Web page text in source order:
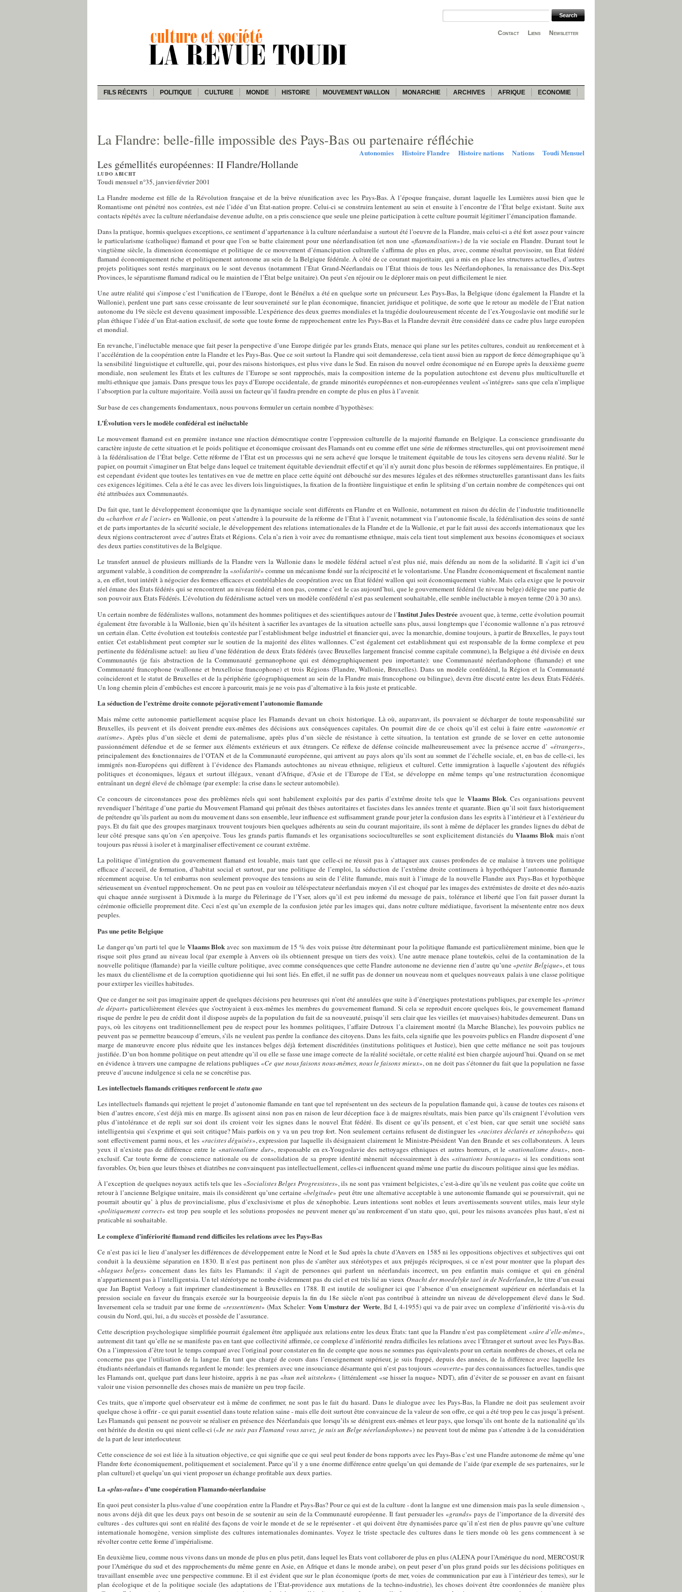
Newsletter
Liens
Contact
FILS RÉCENTS POLITIQUE CULTURE MONDE HISTOIRE MOUVEMENT WALLON MONARCHIE ARCHIVES AFRIQUE ECONOMIE
La Flandre: belle-fille impossible des Pays-Bas ou partenaire réfléchie
Autonomies Histoire Flandre Histoire nations Nations Toudi Mensuel
Les gémellités européennes: II Flandre/Hollande
LUDO ABICHT
Toudi mensuel n°35, janvier-février 2001
La Flandre moderne est fille de la Révolution française et de la brève réunification avec les Pays-Bas. À l’époque française, durant laquelle les Lumières aussi bien que le
Romantisme ont pénétré nos contrées, est née l’idée d’un État-nation propre. Celui-ci se construira lentement au sein et ensuite à l’encontre de l’État belge existant. Suite aux
contacts répétés avec la culture néerlandaise devenue adulte, on a pris conscience que seule une pleine participation à cette culture pourrait légitimer l’émancipation flamande.
Dans la pratique, hormis quelques exceptions, ce sentiment d’appartenance à la culture néerlandaise a surtout été l’oeuvre de la Flandre, mais celui-ci a été fort assez pour vaincre
le particularisme (catholique) flamand et pour que l’on se batte clairement pour une néerlandisation (et non une «flamandisation») de la vie sociale en Flandre. Durant tout le
vingtième siècle, la dimension économique et politique de ce mouvement d’émancipation culturelle s’affirma de plus en plus, avec, comme résultat provisoire, un État fédéré
flamand économiquement riche et politiquement autonome au sein de la Belgique fédérale. À côté de ce courant majoritaire, qui a mis en place les structures actuelles, d’autres
projets politiques sont restés marginaux ou le sont devenus (notamment l’État Grand-Néerlandais ou l’État thiois de tous les Néerlandophones, la renaissance des Dix-Sept
Provinces, le séparatisme flamand radical ou le maintien de l’État belge unitaire). On peut s’en réjouir ou le déplorer mais on peut difficilement le nier.
Une autre réalité qui s’impose c’est l‘unification de l’Europe, dont le Bénélux a été en quelque sorte un précurseur. Les Pays-Bas, la Belgique (donc également la Flandre et la
Wallonie), perdent une part sans cesse croissante de leur souveraineté sur le plan économique, financier, juridique et politique, de sorte que le retour au modèle de l’État nation
autonome du 19e siècle est devenu quasiment impossible. L’expérience des deux guerres mondiales et la tragédie douloureusement récente de l’ex-Yougoslavie ont modifié sur le
plan éthique l’idée d’un État-nation exclusif, de sorte que toute forme de rapprochement entre les Pays-Bas et la Flandre devrait être considéré dans ce cadre plus large européen
et mondial.
En revanche, l’inéluctable menace que fait peser la perspective d’une Europe dirigée par les grands États, menace qui plane sur les petites cultures, conduit au renforcement et à
l’accélération de la coopération entre la Flandre et les Pays-Bas. Que ce soit surtout la Flandre qui soit demanderesse, cela tient aussi bien au rapport de force démographique qu’à
la sensibilité linguistique et culturelle, qui, pour des raisons historiques, est plus vive dans le Sud. En raison du nouvel ordre économique né en Europe après la deuxième guerre
mondiale, non seulement les États et les cultures de l’Europe se sont rapprochés, mais la composition interne de la population autochtone est devenu plus multiculturelle et
multi-ethnique que jamais. Dans presque tous les pays d’Europe occidentale, de grande minorités européennes et non-européennes veulent «s’intégrer» sans que cela n’implique
l’absorption par la culture majoritaire. Voilà aussi un facteur qu’il faudra prendre en compte de plus en plus à l’avenir.
Sur base de ces changements fondamentaux, nous pouvons formuler un certain nombre d’hypothèses:
L’Évolution vers le modèle confédéral est inéluctable
Le mouvement flamand est en première instance une réaction démocratique contre l’oppression culturelle de la majorité flamande en Belgique. La conscience grandissante du
caractère injuste de cette situation et le poids politique et économique croissant des Flamands ont eu comme effet une série de réformes structurelles, qui ont provisoirement mené
à la fédéralisation de l’État belge. Cette réforme de l’État est un processus qui ne sera achevé que lorsque le traitement équitable de tous les citoyens sera devenu réalité. Sur le
papier, on pourrait s’imaginer un État belge dans lequel ce traitement équitable deviendrait effectif et qu’il n’y aurait donc plus besoin de réformes supplémentaires. En pratique, il
est cependant évident que toutes les tentatives en vue de mettre en place cette équité ont débouché sur des mesures légales et des réformes structurelles garantissant dans les faits
ces exigences légitimes. Cela a été le cas avec les divers lois linguistiques, la fixation de la frontière linguistique et enfin le splitsing d’un certain nombre de compétences qui ont
été attribuées aux Communautés.
Du fait que, tant le développement économique que la dynamique sociale sont différents en Flandre et en Wallonie, notamment en raison du déclin de l’industrie traditionnelle
du «charbon et de l’acier» en Wallonie, on peut s’attendre à la poursuite de la réforme de l’État à l’avenir, notamment via l’autonomie fiscale, la fédéralisation des soins de santé
et de parts importantes de la sécurité sociale, le développement des relations internationales de la Flandre et de la Wallonie, et par le fait aussi des accords internationaux que les
deux régions contracteront avec d’autres États et Régions. Cela n’a rien à voir avec du romantisme ethnique, mais cela tient tout simplement aux besoins économiques et sociaux
des deux parties constitutives de la Belgique.
Le transfert annuel de plusieurs milliards de la Flandre vers la Wallonie dans le modèle fédéral actuel n’est plus nié, mais défendu au nom de la solidarité. Il s’agit ici d’un
argument valable, à condition de comprendre la «solidarité» comme un mécanisme fondé sur la réciprocité et le volontarisme. Une Flandre économiquement et fiscalement nantie
a, en effet, tout intérêt à négocier des formes efficaces et contrôlables de coopération avec un État fédéré wallon qui soit économiquement viable. Mais cela exige que le pouvoir
réel émane des États fédérés qui se rencontrent au niveau fédéral et non pas, comme c’est le cas aujourd’hui, que le gouvernement fédéral (le niveau belge) délègue une partie de
son pouvoir aux États Fédérés. L’évolution du fédéralisme actuel vers un modèle confédéral n’est pas seulement souhaitable, elle semble inéluctable à moyen terme (20 à 30 ans).
Un certain nombre de fédéralistes wallons, notamment des hommes politiques et des scientifiques autour de l’Institut Jules Destrée avouent que, à terme, cette évolution pourrait
également être favorable à la Wallonie, bien qu’ils hésitent à sacrifier les avantages de la situation actuelle sans plus, aussi longtemps que l’économie wallonne n’a pas retrouvé
un certain élan. Cette évolution est toutefois contestée par l’establishment belge industriel et financier qui, avec la monarchie, domine toujours, à partir de Bruxelles, le pays tout
entier. Cet establishment peut compter sur le soutien de la majorité des élites wallonnes. C’est également cet establishment qui est responsable de la forme complexe et peu
pertinente du fédéralisme actuel: au lieu d’une fédération de deux États fédérés (avec Bruxelles largement francisé comme capitale commune), la Belgique a été divisée en deux
Communautés (je fais abstraction de la Communauté germanophone qui est démographiquement peu importante): une Communauté néerlandophone (flamande) et une
Communauté francophone (wallonne et bruxelloise francophone) et trois Régions (Flandre, Wallonie, Bruxelles). Dans un modèle confédéral, la Région et la Communauté
coïncideront et le statut de Bruxelles et de la périphérie (géographiquement au sein de la Flandre mais francophone ou bilingue), devra être discuté entre les deux États Fédérés.
Un long chemin plein d’embûches est encore à parcourir, mais je ne vois pas d’alternative à la fois juste et praticable.
La séduction de l’extrême droite connote péjorativement l’autonomie flamande
Mais même cette autonomie partiellement acquise place les Flamands devant un choix historique. Là où, auparavant, ils pouvaient se décharger de toute responsabilité sur
Bruxelles, ils peuvent et ils doivent prendre eux-mêmes des décisions aux conséquences capitales. On pourrait dire de ce choix qu’il est celui à faire entre «autonomie et
autisme». Après plus d’un siècle et demi de paternalisme, après plus d’un siècle de résistance à cette situation, la tentation est grande de se lover en cette autonomie
passionnément défendue et de se fermer aux éléments extérieurs et aux étrangers. Ce réflexe de défense coïncide malheureusement avec la présence accrue d’ «étrangers»,
principalement des fonctionnaires de l’OTAN et de la Communauté européenne, qui arrivent au pays alors qu’ils sont au sommet de l’échelle sociale, et, en bas de celle-ci, les
immigrés non-Européens qui diffèrent à l’évidence des Flamands autochtones au niveau ethnique, religieux et culturel. Cette immigration à laquelle s’ajoutent des réfugiés
politiques et économiques, légaux et surtout illégaux, venant d’Afrique, d’Asie et de l’Europe de l’Est, se développe en même temps qu’une restructuration économique
entraînant un degré élevé de chômage (par exemple: la crise dans le secteur automobile).
Ce concours de circonstances pose des problèmes réels qui sont habilement exploités par des partis d’extrême droite tels que le Vlaams Blok. Ces organisations peuvent
revendiquer l’héritage d’une partie du Mouvement Flamand qui prônait des thèses autoritaires et fascistes dans les années trente et quarante. Bien qu’il soit faux historiquement
de prétendre qu’ils parlent au nom du mouvement dans son ensemble, leur influence est suffisamment grande pour jeter la confusion dans les esprits à l’intérieur et à l’extérieur du
pays. Et du fait que des groupes marginaux trouvent toujours bien quelques adhérents au sein du courant majoritaire, ils sont à même de déplacer les grandes lignes du débat de
leur côté presque sans qu’on s’en aperçoive. Tous les grands partis flamands et les organisations socioculturelles se sont explicitement distanciés du Vlaams Blok mais n’ont
toujours pas réussi à isoler et à marginaliser effectivement ce courant extrême.
La politique d’intégration du gouvernement flamand est louable, mais tant que celle-ci ne réussit pas à s’attaquer aux causes profondes de ce malaise à travers une politique
efficace d’accueil, de formation, d’habitat social et surtout, par une politique de l’emploi, la séduction de l’extrême droite continuera à hypothéquer l’autonomie flamande
récemment acquise. Un tel embarras non seulement provoque des tensions au sein de l’élite flamande, mais nuit à l’image de la nouvelle Flandre aux Pays-Bas et hypothèque
sérieusement un éventuel rapprochement. On ne peut pas en vouloir au téléspectateur néerlandais moyen s’il est choqué par les images des extrémistes de droite et des néo-nazis
qui chaque année surgissent à Dixmude à la marge du Pèlerinage de l’Yser, alors qu’il est peu informé du message de paix, tolérance et liberté que l’on fait passer durant la
cérémonie officielle proprement dite. Ceci n’est qu’un exemple de la confusion jetée par les images qui, dans notre culture médiatique, favorisent la mésentente entre nos deux
peuples.
Pas une petite Belgique
Le danger qu’un parti tel que le Vlaams Blok avec son maximum de 15 % des voix puisse être déterminant pour la politique flamande est particulièrement minime, bien que le
risque soit plus grand au niveau local (par exemple à Anvers où ils obtiennent presque un tiers des voix). Une autre menace plane toutefois, celui de la contamination de la
nouvelle politique (flamande) par la vieille culture politique, avec comme conséquences que cette Flandre autonome ne devienne rien d’autre qu’une «petite Belgique», et tous
les maux du clientélisme et de la corruption quotidienne qui lui sont liés. En effet, il ne suffit pas de donner un nouveau nom et quelques nouveaux palais à une classe politique
pour extirper les vieilles habitudes.
Que ce danger ne soit pas imaginaire appert de quelques décisions peu heureuses qui n’ont été annulées que suite à d’énergiques protestations publiques, par exemple les «primes
de départ» particulièrement élevées que s’octroyaient à eux-mêmes les membres du gouvernement flamand. Si cela se reproduit encore quelques fois, le gouvernement flamand
risque de perdre le peu de crédit dont il dispose auprès de la population du fait de sa nouveauté, puisqu’il sera clair que les vieilles (et mauvaises) habitudes demeurent. Dans un
pays, où les citoyens ont traditionnellement peu de respect pour les hommes politiques, l’affaire Dutroux l’a clairement montré (la Marche Blanche), les pouvoirs publics ne
peuvent pas se permettre beaucoup d’erreurs, s’ils ne veulent pas perdre la confiance des citoyens. Dans les faits, cela signifie que les pouvoirs publics en Flandre disposent d’une
marge de manœuvre encore plus réduite que les instances belges déjà fortement discréditées (institutions politiques et Justice), bien que cette méfiance ne soit pas toujours
justifiée. D’un bon homme politique on peut attendre qu’il ou elle se fasse une image correcte de la réalité sociétale, or cette réalité est bien chargée aujourd’hui. Quand on se met
en évidence à travers une campagne de relations publiques «Ce que nous faisons nous-mêmes, nous le faisons mieux», on ne doit pas s’étonner du fait que la population ne fasse
preuve d’aucune indulgence si cela ne se concrétise pas.
Les intellectuels flamands critiques renforcent lestatu quo
Les intellectuels flamands qui rejettent le projet d’autonomie flamande en tant que tel représentent un des secteurs de la population flamande qui, à cause de toutes ces raisons et
bien d’autres encore, s’est déjà mis en marge. Ils agissent ainsi non pas en raison de leur déception face à de maigres résultats, mais bien parce qu’ils craignent l’évolution vers
plus d’intolérance et de repli sur soi dont ils croient voir les signes dans le nouvel État fédéré. Ils disent ce qu’ils pensent, et c’est bien, car que serait une société sans
intelligentsia qui s’exprime et qui soit critique? Mais parfois on y va un peu trop fort. Non seulement certains refusent de distinguer les «racistes déclarés et xénophobes» qui
sont effectivement parmi nous, et les «racistes déguisés», expression par laquelle ils désignaient clairement le Ministre-Président Van den Brande et ses collaborateurs. À leurs
yeux il n’existe pas de différence entre le «nationalisme dur», responsable en ex-Yougoslavie des nettoyages ethniques et autres horreurs, et le «nationalisme doux», non-
exclusif. Car toute forme de conscience nationale ou de consolidation de sa propre identité mènerait nécessairement à des «situations bosniaques» si les conditions sont
favorables. Or, bien que leurs thèses et diatribes ne convainquent pas intellectuellement, celles-ci influencent quand même une partie du discours politique ainsi que les médias.
À l’exception de quelques noyaux actifs tels que les «Socialistes Belges Progressistes», ils ne sont pas vraiment belgicistes, c’est-à-dire qu’ils ne veulent pas coûte que coûte un
retour à l’ancienne Belgique unitaire, mais ils considèrent qu’une certaine «belgitude» peut être une alternative acceptable à une autonomie flamande qui se poursuivrait, qui ne
pourrait aboutir qu’ à plus de provincialisme, plus d’exclusivisme et plus de xénophobie. Leurs intentions sont nobles et leurs avertissements souvent utiles, mais leur style
«politiquement correct» est trop peu souple et les solutions proposées ne peuvent mener qu’au renforcement d’un statu quo, qui, pour les raisons avancées plus haut, n’est ni
praticable ni souhaitable.
Le complexe d’infériorité flamand rend difficiles les relations avec les Pays-Bas
Ce n’est pas ici le lieu d’analyser les différences de développement entre le Nord et le Sud après la chute d’Anvers en 1585 ni les oppositions objectives et subjectives qui ont
conduit à la deuxième séparation en 1830. Il n’est pas pertinent non plus de s’arrêter aux stéréotypes et aux préjugés réciproques, si ce n’est pour montrer que la plupart des
«blagues belges» concernent dans les faits les Flamands: il s’agit de personnes qui parlent un néerlandais incorrect, un peu enfantin mais comique et qui en général
n’appartiennent pas à l’intelligentsia. Un tel stéréotype ne tombe évidemment pas du ciel et est très lié au vieux Onacht der moedelyke tael in de Nederlanden, le titre d’un essai
que Jan Baptist Verlooy a fait imprimer clandestinement à Bruxelles en 1788. Il est inutile de souligner ici que l’absence d’un enseignement supérieur en néerlandais et la
pression sociale en faveur du français exercée sur la bourgeoisie depuis la fin du 18e siècle n’ont pas contribué à atteindre un niveau de développement élevé dans le Sud.
Inversement cela se traduit par une forme de «ressentiment» (Max Scheler:Vom Umsturz der Werte, Bd I, 4-1955) qui va de pair avec un complexe d’infériorité vis-à-vis du
cousin du Nord, qui, lui, a du succès et possède de l’assurance.
Cette description psychologique simplifiée pourrait également être appliquée aux relations entre les deux États: tant que la Flandre n’est pas complètement «sûre d’elle-même»,
autrement dit tant qu’elle ne se manifeste pas en tant que collectivité affirmée, ce complexe d’infériorité rendra difficiles les relations avec l’Étranger et surtout avec les Pays-Bas.
On a l’impression d’être tout le temps comparé avec l’original pour constater en fin de compte que nous ne sommes pas équivalents pour un certain nombres de choses, et cela ne
concerne pas que l’utilisation de la langue. En tant que chargé de cours dans l’enseignement supérieur, je suis frappé, depuis des années, de la différence avec laquelle les
étudiants néerlandais et flamands regardent le monde: les premiers avec une insouciance désarmante qui n’est pas toujours «couverte» par des connaissances factuelles, tandis que
les Flamands ont, quelque part dans leur histoire, appris à ne pas «hun nek uitsteken» ( littéralement «se hisser la nuque» NDT), afin d’éviter de se pousser en avant en faisant
valoir une vision personnelle des choses mais de manière un peu trop facile.
Ces traits, que n’importe quel observateur est à même de confirmer, ne sont pas le fait du hasard. Dans le dialogue avec les Pays-Bas, la Flandre ne doit pas seulement avoir
quelque chose à offrir - ce qui parait essentiel dans toute relation saine - mais elle doit surtout être convaincue de la valeur de son offre, ce qui a été trop peu le cas jusqu’à présent.
Les Flamands qui pensent ne pouvoir se réaliser en présence des Néerlandais que lorsqu’ils se dénigrent eux-mêmes et leur pays, que lorsqu’ils ont honte de la nationalité qu’ils
ont héritée du destin ou qui nient celle-ci («Je ne suis pas Flamand vous savez, je suis un Belge néerlandophone») ne peuvent tout de même pas s’attendre à de la considération
de la part de leur interlocuteur.
Cette conscience de soi est liée à la situation objective, ce qui signifie que ce qui seul peut fonder de bons rapports avec les Pays-Bas c’est une Flandre autonome de même qu’une
Flandre forte économiquement, politiquement et socialement. Parce qu’il y a une énorme différence entre quelqu’un qui demande de l’aide (par exemple de ses partenaires, sur le
plan culturel) et quelqu’un qui vient proposer un échange profitable aux deux parties.
La «plus-value» d’une coopération Flamando-néerlandaise
En quoi peut consister la plus-value d’une coopération entre la Flandre et Pays-Bas? Pour ce qui est de la culture - dont la langue est une dimension mais pas la seule dimension -,
nous avons déjà dit que les deux pays ont besoin de se soutenir au sein de la Communauté européenne. Il faut persuader les «grands» pays de l’importance de la diversité des
cultures - des cultures qui sont en réalité des façons de voir le monde et de se le représenter - et qui doivent être dynamisées parce qu’il n’est rien de plus pauvre qu’une culture
internationale homogène, version simpliste des cultures internationales dominantes. Voyez le triste spectacle des cultures dans le tiers monde où les gens commencent à se
révolter contre cette forme d’impérialisme.
En deuxième lieu, comme nous vivons dans un monde de plus en plus petit, dans lequel les États vont collaborer de plus en plus (ALENA pour l’Amérique du nord, MERCOSUR
pour l’Amérique du sud et des rapprochements du même genre en Asie, en Afrique et dans le monde arabe), on peut peser d’un plus grand poids sur les décisions politiques en
travaillant ensemble avec une perspective commune. Et il est évident que sur le plan économique (ports de mer, voies de communication par eau à l’intérieur des terres), sur le
plan écologique et de la politique sociale (les adaptations de l’État-providence aux mutations de la techno-industrie), les choses doivent être coordonnées de manière plus